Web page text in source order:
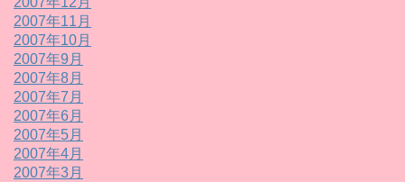
2007年11月
2007年10月
2007年9月
2007年8月
2007年7月
2007年6月
2007年5月
2007年4月
2007年3月